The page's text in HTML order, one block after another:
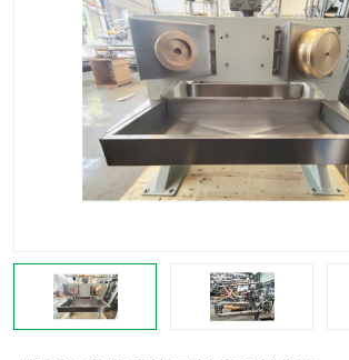
平台栈桥 卸车鹤管
装车鹤管 输油臂
紧急脱离干式接头 火车鹤管
汽车鹤管 顶部鹤管
浮动出油装置 鹤管